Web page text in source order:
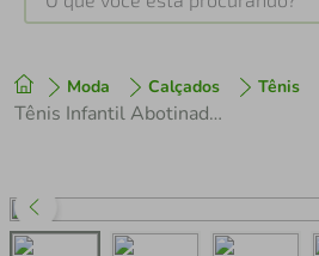
Moda Calçados Tênis
Tênis Infantil Abotinado Bibi New Way 1192181 Marrom
1º tenis
perfume